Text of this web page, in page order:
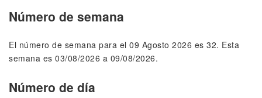
Número de semana
El número de semana para el 09 Agosto 2026 es 32. Esta
semana es 03/08/2026 a 09/08/2026.
Número de día